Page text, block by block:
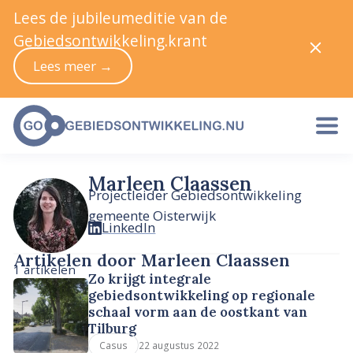
Marleen Claassen
Projectleider Gebiedsontwikkeling
gemeente Oisterwijk
LinkedIn
Artikelen door Marleen Claassen
1 artikelen
Zo krijgt integrale
gebiedsontwikkeling op regionale
schaal vorm aan de oostkant van
Tilburg
Casus 22 augustus 2022
Lees de jubileumeditie van de
Gebiedsontwikkeling.krant
Lees meer →